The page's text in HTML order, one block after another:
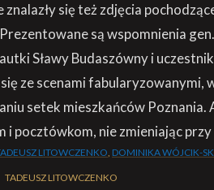
znalazły się też zdjęcia
są wspomnienia
Sławy Budaszówny i
ze scenami
setek mieszkańców
pocztówkom, nie zmieniając
LITOWCZENKO, DOMINIKA WÓJCIK-
TADEUSZ LITOWCZENKO